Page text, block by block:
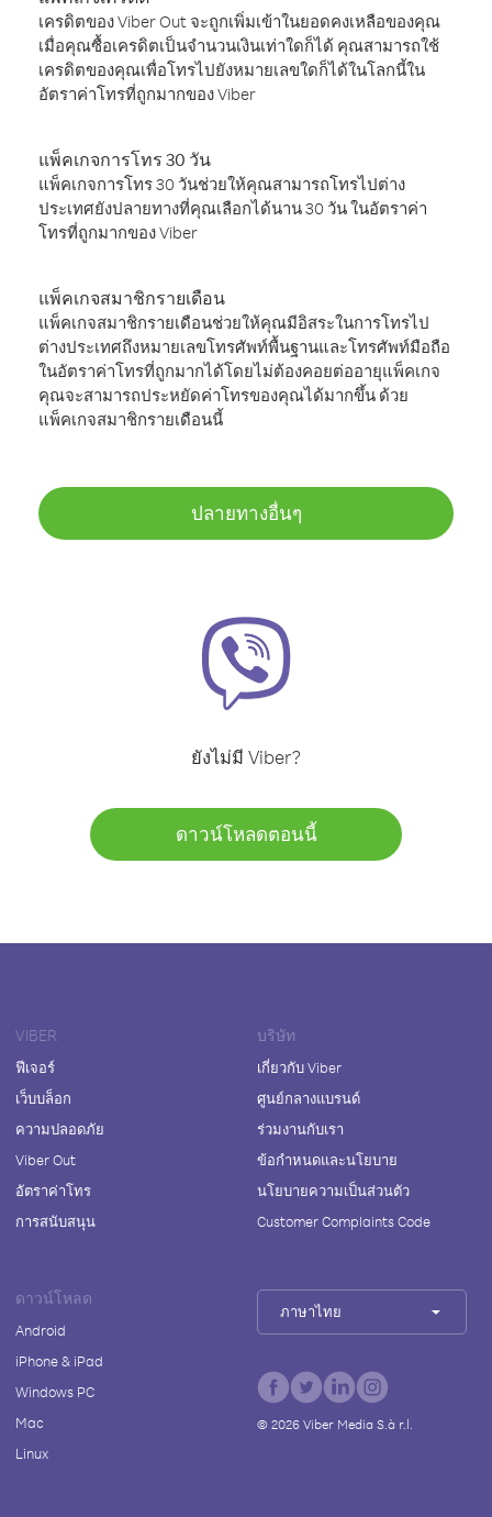
เครดิตของ Viber Out จะถูกเพิ่มเข้าในยอดคงเหลือของคุณ
เมื่อคุณซื้อเครดิตเป็นจำนวนเงินเท่าใดก็ได้ คุณสามารถใช้
เครดิตของคุณเพื่อโทรไปยังหมายเลขใดก็ได้ในโลกนี้ใน
อัตราค่าโทรที่ถูกมากของ Viber
แพ็คเกจการโทร 30 วัน
แพ็คเกจการโทร 30 วันช่วยให้คุณสามารถโทรไปต่าง
ประเทศยังปลายทางที่คุณเลือกได้นาน 30 วัน ในอัตราค่า
โทรที่ถูกมากของ Viber
แพ็คเกจสมาชิกรายเดือน
แพ็คเกจสมาชิกรายเดือนช่วยให้คุณมีอิสระในการโทรไป
ต่างประเทศถึงหมายเลขโทรศัพท์พื้นฐานและโทรศัพท์มือถือ
ในอัตราค่าโทรที่ถูกมากได้โดยไม่ต้องคอยต่ออายุแพ็คเกจ
คุณจะสามารถประหยัดค่าโทรของคุณได้มากขึ้น ด้วย
แพ็คเกจสมาชิกรายเดือนนี้
ปลายทางอื่นๆ
ยังไม่มี Viber?
ดาวน์โหลดตอนนี้
VIBER
ฟีเจอร์
เว็บบล็อก
ความปลอดภัย
Viber Out
อัตราค่าโทร
การสนับสนุน
บริษัท
เกี่ยวกับ Viber
ศูนย์กลางแบรนด์
ร่วมงานกับเรา
ข้อกำหนดและนโยบาย
นโยบายความเป็นส่วนตัว
Customer Complaints Code
ดาวน์โหลด
Android
iPhone & iPad
Windows PC
Mac
Linux
ภาษาไทย
© 2026Viber Media S.à r.l.